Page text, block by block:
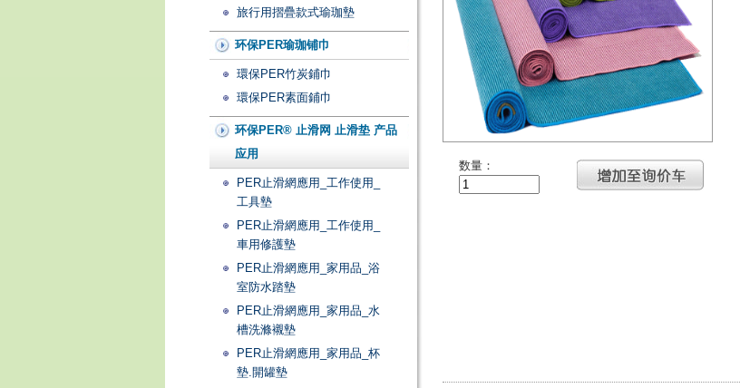
旅行用摺疊款式瑜珈墊
环保PER瑜珈铺巾
環保PER竹炭鋪巾
環保PER素面鋪巾
环保PER® 止滑网 止滑垫 产品
应用
PER止滑網應用_工作使用_
工具墊
PER止滑網應用_工作使用_
車用修護墊
PER止滑網應用_家用品_浴
室防水踏墊
PER止滑網應用_家用品_水
槽洗滌襯墊
PER止滑網應用_家用品_杯
墊.開罐墊
数量：